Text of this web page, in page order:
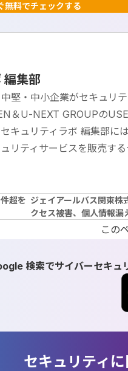
無料でチェックする
編集部
堅・中小企業がセキュリ
＆U-NEXT GROUPの
キュリティラボ 編集部に
リティサービスを販売す
超を ジェイアールバス関東株
クセス被害、個人情報漏
この
検索でサイバーセキ
セキュリティ